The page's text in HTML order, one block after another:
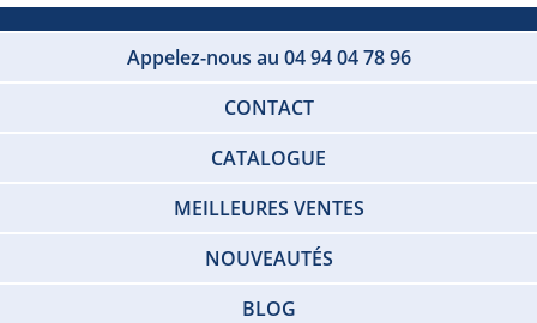
Appelez-nous au 04 94 04 78 96
CONTACT
CATALOGUE
MEILLEURES VENTES
NOUVEAUTÉS
BLOG